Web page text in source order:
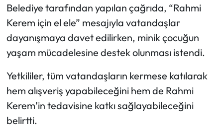
Belediye tarafından yapılan çağrıda, “Rahmi
Kerem için el ele” mesajıyla vatandaşlar
dayanışmaya davet edilirken, minik çocuğun
yaşam mücadelesine destek olunması istendi.
Yetkililer, tüm vatandaşların kermese katılarak
hem alışveriş yapabileceğini hem de Rahmi
Kerem’in tedavisine katkı sağlayabileceğini
belirtti.
Resmi Reklam
Sağlık
Siyaset
Spor
Sungurlu Haberleri